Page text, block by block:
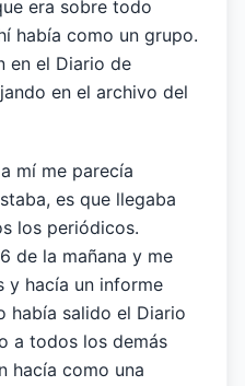
era sobre todo
había como un grupo.
en el Diario de
en el archivo del
mí me parecía
es que llegaba
los periódicos.
de la mañana y me
y hacía un informe
había salido el Diario
a todos los demás
hacía como una